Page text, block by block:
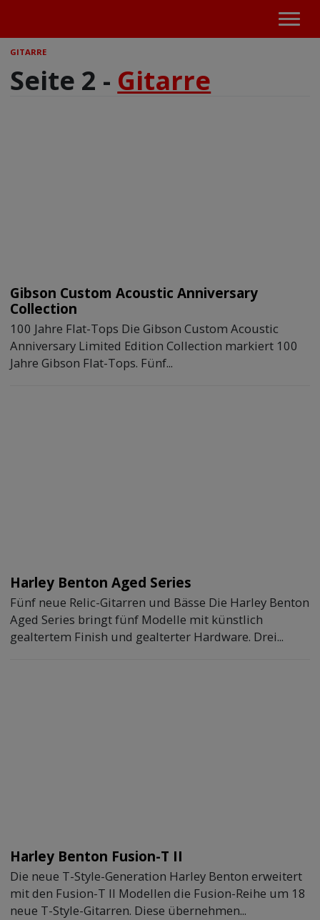
GITARRE
Seite 2 - Gitarre
Gibson Custom Acoustic Anniversary
Collection
100 Jahre Flat-Tops Die Gibson Custom Acoustic
Anniversary Limited Edition Collection markiert 100
Jahre Gibson Flat-Tops. Fünf...
Harley Benton Aged Series
Fünf neue Relic-Gitarren und Bässe Die Harley Benton
Aged Series bringt fünf Modelle mit künstlich
gealtertem Finish und gealterter Hardware. Drei...
Harley Benton Fusion-T II
Die neue T-Style-Generation Harley Benton erweitert
mit den Fusion-T II Modellen die Fusion-Reihe um 18
neue T-Style-Gitarren. Diese übernehmen...